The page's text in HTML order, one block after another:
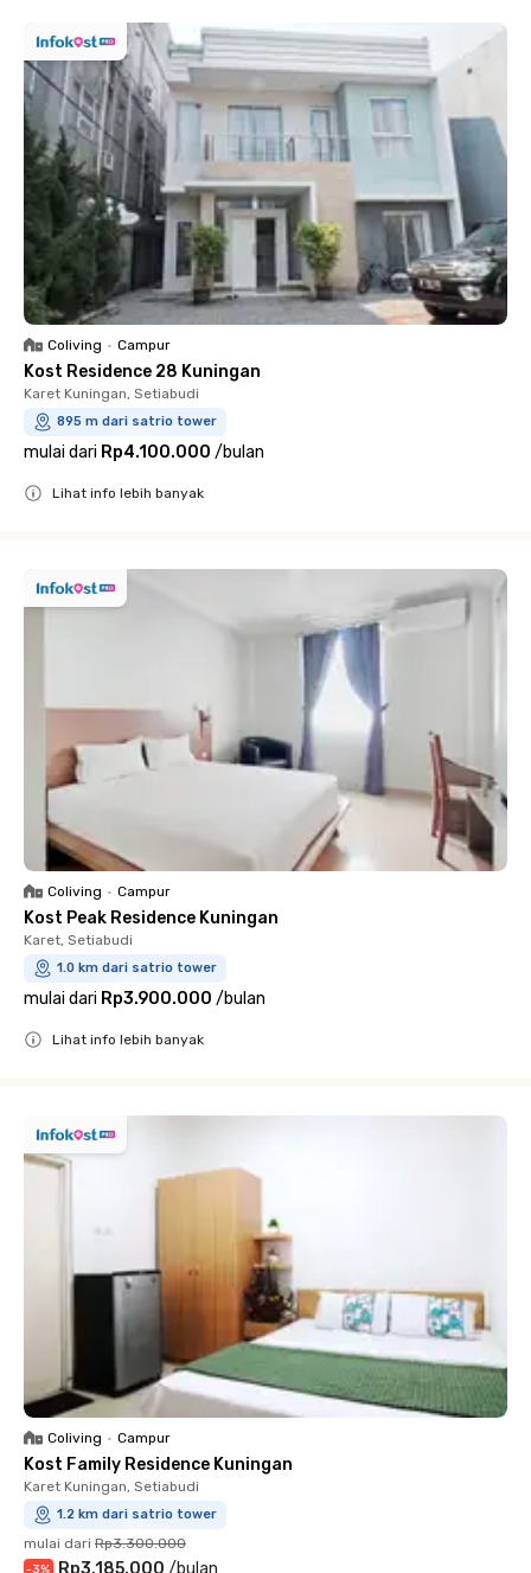
Coliving • Campur
Kost Residence 28 Kuningan
Karet Kuningan, Setiabudi
895 m dari satrio tower
mulai dari Rp4.100.000 /bulan
Lihat info lebih banyak
Coliving • Campur
Kost Peak Residence Kuningan
Karet, Setiabudi
1.0 km dari satrio tower
mulai dari Rp3.900.000 /bulan
Lihat info lebih banyak
Coliving • Campur
Kost Family Residence Kuningan
Karet Kuningan, Setiabudi
1.2 km dari satrio tower
mulai dari Rp3.300.000
-3% Rp3.185.000 /bulan